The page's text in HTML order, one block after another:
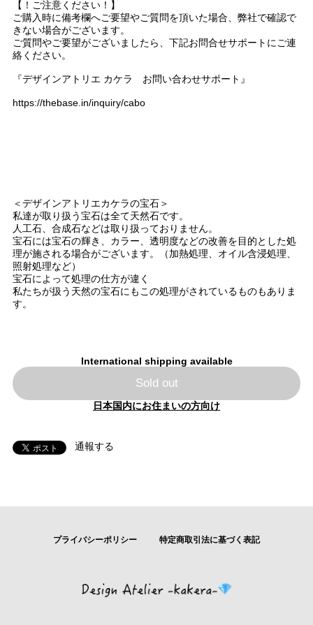
【！ご注意ください！】
ご購入時に備考欄へご要望やご質問を頂いた場合、弊社で確認で
きない場合がございます。
ご質問やご要望がございましたら、下記お問合せサポートにご連
絡ください。
『デザインアトリエ カケラ お問い合わせサポート』
https://thebase.in/inquiry/cabo
＜デザインアトリエカケラの宝石＞
私達が取り扱う宝石は全て天然石です。
人工石、合成石などは取り扱っておりません。
宝石には宝石の輝き、カラー、透明度などの改善を目的とした処
理が施される場合がございます。（加熱処理、オイル含浸処理、
照射処理など）
宝石によって処理の仕方が違く
私たちが扱う天然の宝石にもこの処理がされているものもありま
す。
International shipping available
Sold out
日本国内にお住まいの方向け
通報する
プライバシーポリシー 特定商取引法に基づく表記